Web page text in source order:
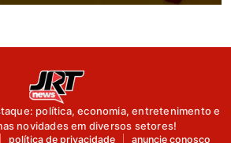
política, economia, entretenimento e
novidades em diversos setores!
política de privacidade anuncie conosco